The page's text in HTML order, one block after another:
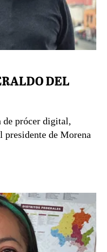
DEL
de prócer digital,
presidente de Morena